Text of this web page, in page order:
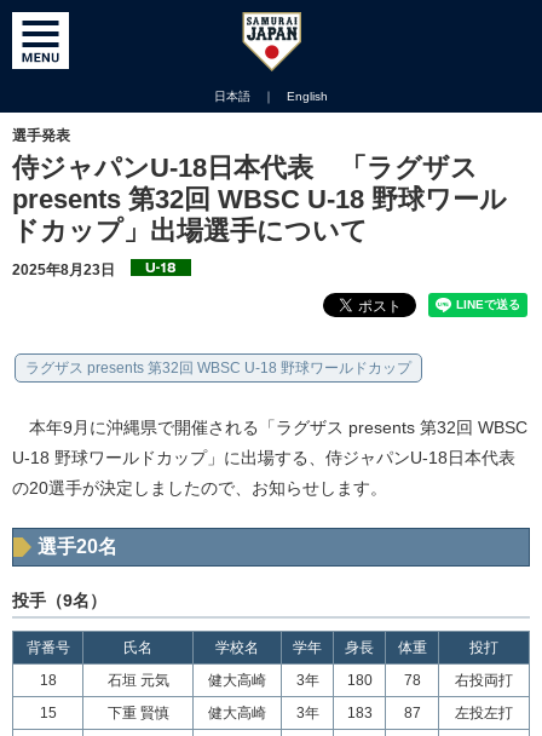
日本語 ｜ English
選手発表
侍ジャパンU-18日本代表 「ラグザス
presents 第32回 WBSC U-18 野球ワール
ドカップ」出場選手について
2025年8月23日
ラグザス presents 第32回 WBSC U-18 野球ワールドカップ
本年9月に沖縄県で開催される「ラグザス presents 第32回 WBSC
U-18 野球ワールドカップ」に出場する、侍ジャパンU-18日本代表
の20選手が決定しましたので、お知らせします。
選手20名
投手（9名）
背番号 氏名 学校名 学年 身長 体重
投打
18
石垣 元気 健大高崎 3年 180 78
右投両打
15
下重 賢慎 健大高崎 3年 183 87
左投左打